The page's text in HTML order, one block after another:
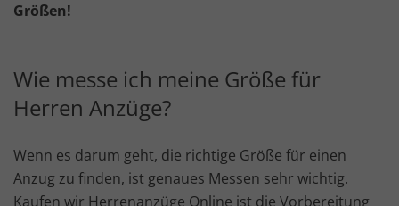
Größen!
Wie messe ich meine Größe für
Herren Anzüge?
Wenn es darum geht, die richtige Größe für einen
Anzug zu finden, ist genaues Messen sehr wichtig.
Kaufen wir Herrenanzüge Online ist die Vorbereitung